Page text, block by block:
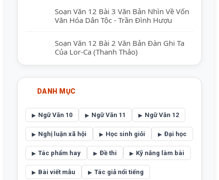
Soạn Văn 12 Bài 3 Văn Bản Nhìn Về Vốn
Văn Hóa Dân Tộc - Trần Đình Hượu
Soạn Văn 12 Bài 2 Văn Bản Đàn Ghi Ta
Của Lor-Ca (Thanh Thảo)
DANH MỤC
Ngữ Văn 10 Ngữ Văn 11 Ngữ Văn 12
Nghị luận xã hội Học sinh giỏi Đại học
Tác phẩm hay Đề thi Kỹ năng làm bài
Bài viết mẫu Tác giả nổi tiếng